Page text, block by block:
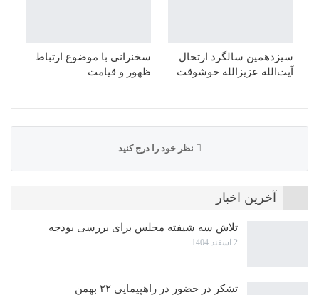
سیزدهمین سالگرد ارتحال
آیت‌الله عزیزالله خوشوقت
سخنرانی با موضوع ارتباط
ظهور و قیامت
نظر خود را درج کنید
آخرین اخبار
تلاش سه شیفته مجلس برای بررسی بودجه
2 اسفند 1404
تشکر در حضور در راهپیمایی ۲۲ بهمن